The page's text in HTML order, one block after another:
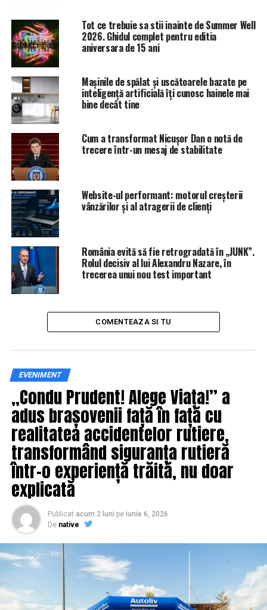
preţuri la locuinţe din lume, cu preţurile din Auckland
crescând cu 75% în ultimii patru ani.
Interdicţia guvernului se aplică tuturor naţionalităţilor,
cu excepţia cumpărătorilor din Singapore şi Australia.
IasiAZI.ro
ARTICOLE PE ACEIASI TEMA: PRIMA
URMATORUL
Pensiile URIAȘE ale “SPECIALILOR”! Cine sunt și câți bani
le intră în buzunar LUNAR! Explicațiile Guvernului |
IasiAZI.ro
NU RATATI
Leonardo DiCaprio a intrat în afaceri cu un investitor
intrat recent în România | IasiAZI.ro
Tot ce trebuie sa stii inainte de Summer Well
2026. Ghidul complet pentru editia
aniversara de 15 ani
Mașinile de spălat și uscătoarele bazate pe
inteligență artificială îți cunosc hainele mai
bine decât tine
Cum a transformat Nicușor Dan o notă de
trecere într-un mesaj de stabilitate
Website-ul performant: motorul creșterii
vânzărilor și al atragerii de clienți
România evită să fie retrogradată în „JUNK”.
Rolul decisiv al lui Alexandru Nazare, în
trecerea unui nou test important
COMENTEAZA SI TU
EVENIMENT
„Condu Prudent! Alege Viața!” a
adus brașovenii față în față cu
realitatea accidentelor rutiere,
transformând siguranța rutieră
într-o experiență trăită, nu doar
explicată
Publicat acum 2 luni pe iunie 6, 2026
De native